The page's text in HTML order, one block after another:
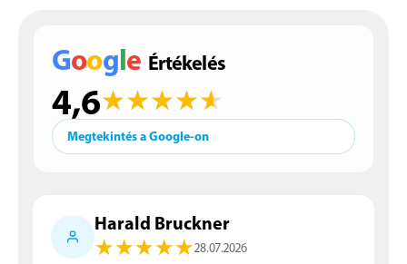
Google Értékelés
4,6★
★★
★★
★★
★★
★
Megtekintés a Google-on
Harald Bruckner
★
★★
★★
★★
★★
★28.07.2026